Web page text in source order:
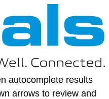
autocomplete results
arrows to review and